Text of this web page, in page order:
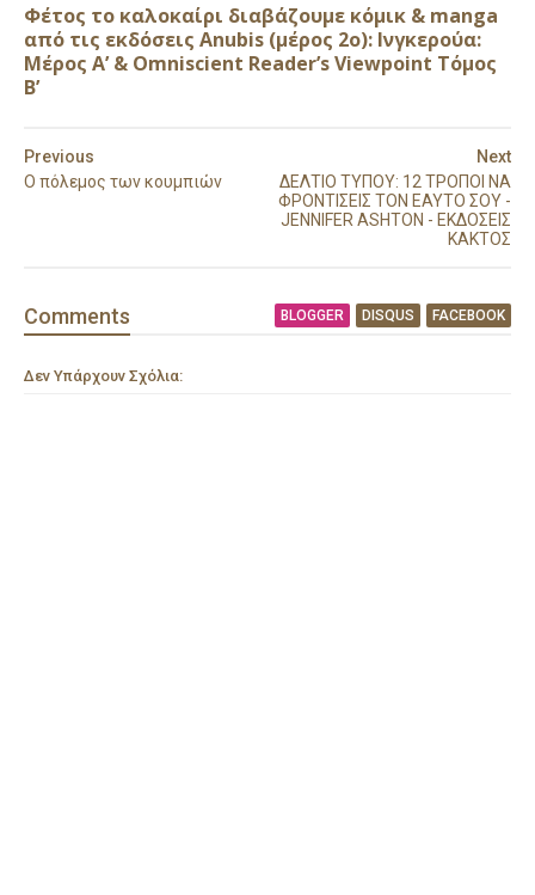
Φέτος το καλοκαίρι διαβάζουμε κόμικ & manga
από τις εκδόσεις Anubis (μέρος 2ο): Ινγκερούα:
Μέρος Α’ & Omniscient Reader’s Viewpoint Τόμος
Β’
Next
ΔΕΛΤΙΟ ΤΥΠΟΥ: 12 ΤΡΟΠΟΙ ΝΑ
ΦΡΟΝΤΙΣΕΙΣ ΤΟΝ ΕΑΥΤΟ ΣΟΥ -
JENNIFER ASHTON - ΕΚΔΟΣΕΙΣ
ΚΑΚΤΟΣ
Previous
Ο πόλεμος των κουμπιών
Comments BLOGGER DISQUS FACEBOOK
Δεν Υπάρχουν Σχόλια: